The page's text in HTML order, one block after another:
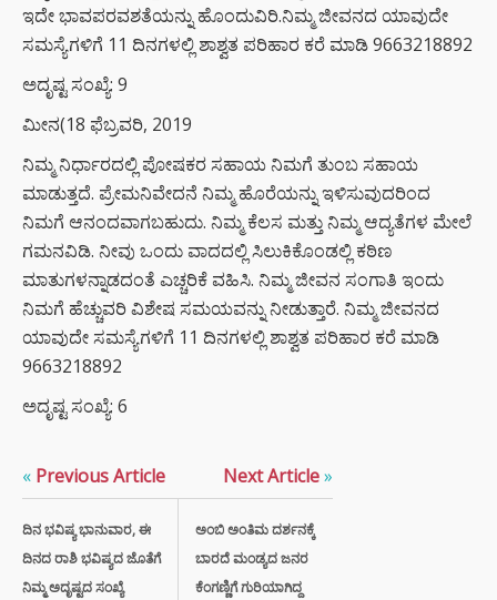
ಇದೇ ಭಾವಪರವಶತೆಯನ್ನು ಹೊಂದುವಿರಿ.ನಿಮ್ಮ ಜೀವನದ ಯಾವುದೇ
ಸಮಸ್ಯೆಗಳಿಗೆ 11 ದಿನಗಳಲ್ಲಿ ಶಾಶ್ವತ ಪರಿಹಾರ ಕರೆ ಮಾಡಿ 9663218892
ಅದೃಷ್ಟ ಸಂಖ್ಯೆ: 9
ಮೀನ(18 ಫೆಬ್ರವರಿ, 2019
ನಿಮ್ಮ ನಿರ್ಧಾರದಲ್ಲಿ ಪೋಷಕರ ಸಹಾಯ ನಿಮಗೆ ತುಂಬ ಸಹಾಯ
ಮಾಡುತ್ತದೆ. ಪ್ರೇಮನಿವೇದನೆ ನಿಮ್ಮ ಹೊರೆಯನ್ನು ಇಳಿಸುವುದರಿಂದ
ನಿಮಗೆ ಆನಂದವಾಗಬಹುದು. ನಿಮ್ಮ ಕೆಲಸ ಮತ್ತು ನಿಮ್ಮ ಆದ್ಯತೆಗಳ ಮೇಲೆ
ಗಮನವಿಡಿ. ನೀವು ಒಂದು ವಾದದಲ್ಲಿ ಸಿಲುಕಿಕೊಂಡಲ್ಲಿ ಕಠಿಣ
ಮಾತುಗಳನ್ನಾಡದಂತೆ ಎಚ್ಚರಿಕೆ ವಹಿಸಿ. ನಿಮ್ಮ ಜೀವನ ಸಂಗಾತಿ ಇಂದು
ನಿಮಗೆ ಹೆಚ್ಚುವರಿ ವಿಶೇಷ ಸಮಯವನ್ನು ನೀಡುತ್ತಾರೆ. ನಿಮ್ಮ ಜೀವನದ
ಯಾವುದೇ ಸಮಸ್ಯೆಗಳಿಗೆ 11 ದಿನಗಳಲ್ಲಿ ಶಾಶ್ವತ ಪರಿಹಾರ ಕರೆ ಮಾಡಿ
9663218892
ಅದೃಷ್ಟ ಸಂಖ್ಯೆ: 6
« Previous Article
ದಿನ ಭವಿಷ್ಯ ಭಾನುವಾರ, ಈ
ದಿನದ ರಾಶಿ ಭವಿಷ್ಯದ ಜೊತೆಗೆ
ನಿಮ್ಮ ಅದೃಷ್ಟದ ಸಂಖ್ಯೆ
Next Article»
ಅಂಬಿ ಅಂತಿಮ ದರ್ಶನಕ್ಕೆ
ಬಾರದೆ ಮಂಡ್ಯದ ಜನರ
ಕೆಂಗಣ್ಣಿಗೆ ಗುರಿಯಾಗಿದ್ದ